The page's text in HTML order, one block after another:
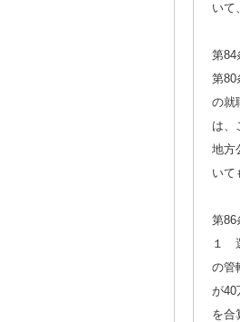
いて
第
第80
の就
は、
地方
いて
第
１
の管
が40
を合